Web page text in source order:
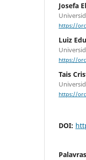
Josefa
https://
Luiz
https://
Tais
https://
DOI: